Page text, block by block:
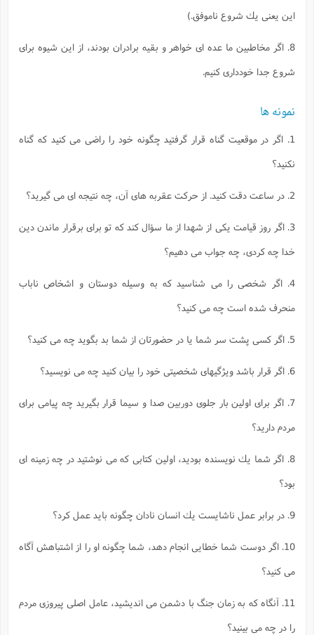
اين يعنى يك شروع ناموفق.)
8. اگر مخاطبين ما عده اى خواهر و بقيه برادران بودند، از اين شيوه براى
شروع جدا خوددارى كنيم.
نمونه ها
1. اگر در موقعيت گناه قرار گرفتيد چگونه خود را راضى مى كنيد كه گناه
نكنيد؟
2. در ساعت دقت كنيد. از حركت عقربه هاى آن، چه نتيجه اى مى گيريد؟
3. اگر روز قيامت يكى از شهدا از ما سؤال كند كه تو براى برقرار ماندن دين
خدا چه كردى، چه جواب مى دهيم؟
4. اگر شخصى را مى شناسيد كه به وسيله دوستان و اشخاص ناباب
منحرف شده است چه مى كنيد؟
5. اگر كسى پشت سر شما يا در حضورتان از شما بد بگويد چه مى كنيد؟
6. اگر قرار باشد ويژگيهاى شخصيتى خود را بيان كنيد چه مى نويسيد؟
7. اگر براى اولين بار جلوى دوربين صدا و سيما قرار بگيريد چه پيامى براى
مردم داريد؟
8. اگر شما يك نويسنده بوديد، اولين كتابى كه مى نوشتيد در چه زمينه اى
بود؟
9. در برابر عمل ناشايست يك انسان نادان چگونه بايد عمل كرد؟
10. اگر دوست شما خطايى انجام دهد، شما چگونه او را از اشتباهش آگاه
مى كنيد؟
11. آنگاه كه به زمان جنگ با دشمن مى انديشيد، عامل اصلى پيروزى مردم
را در چه مى بينيد؟